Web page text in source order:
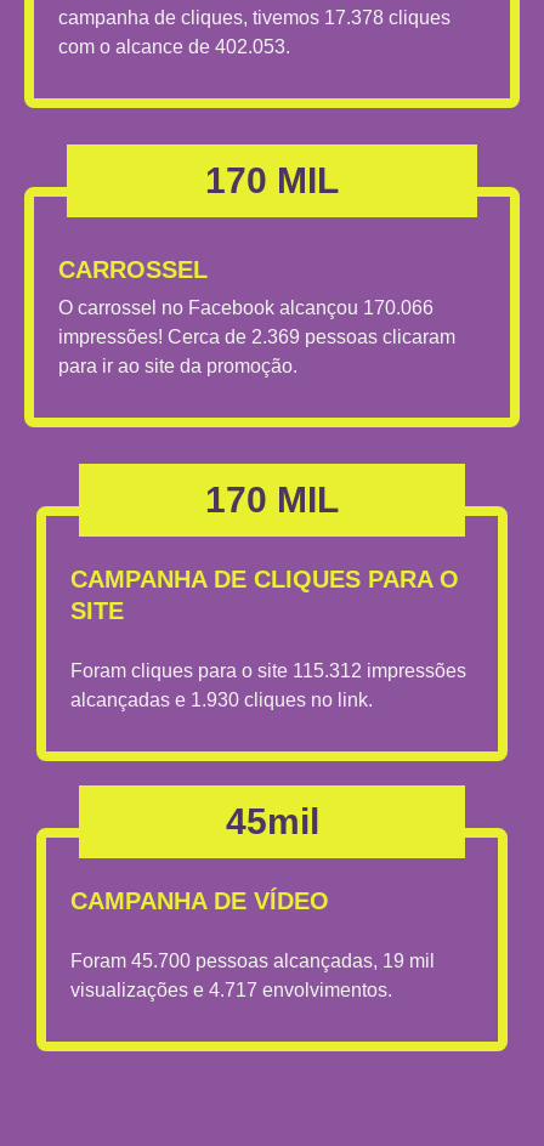
campanha de cliques, tivemos 17.378 cliques
com o alcance de 402.053.
170 MIL
CARROSSEL
O carrossel no Facebook alcançou 170.066
impressões! Cerca de 2.369 pessoas clicaram
para ir ao site da promoção.
170 MIL
CAMPANHA DE CLIQUES PARA O
SITE
Foram cliques para o site 115.312 impressões
alcançadas e 1.930 cliques no link.
45mil
CAMPANHA DE VÍDEO
Foram 45.700 pessoas alcançadas, 19 mil
visualizações e 4.717 envolvimentos.